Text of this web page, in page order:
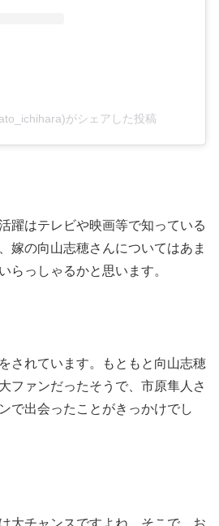
がシェアした投稿
躍はテレビや映画等で知っている
嫁の向山志穂さんについてはあま
らっしゃるかと思います。
されています。もともと向山志穂
ファンだったそうで、市原隼人さ
で出会ったことがきっかけでし